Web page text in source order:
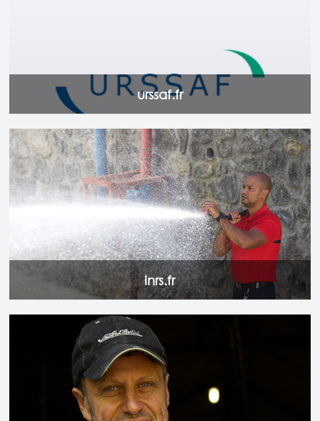
urssaf.fr
inrs.fr
Le site de la Santé et sécurité au travail.
Accéder au site
Le site du Ministère de l'Agriculture et de l'Alimentation.
Accéder au site